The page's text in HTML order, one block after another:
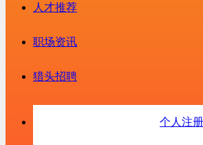
人才推荐
职场资讯
猎头招聘
个人注册